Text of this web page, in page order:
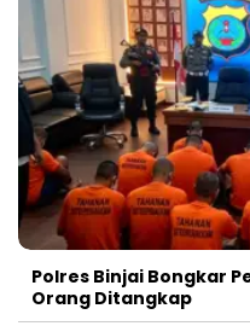
Polres Binjai Bongkar
Orang Ditangkap